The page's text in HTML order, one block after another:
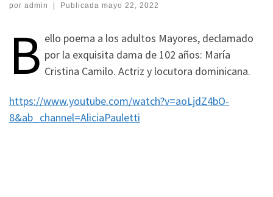
por admin | Publicada mayo 22, 2022
B ello poema a los adultos Mayores, declamado
por la exquisita dama de 102 años: María
Cristina Camilo. Actriz y locutora dominicana.
https://www.youtube.com/watch?v=aoLjdZ4bO-
8&ab_channel=AliciaPauletti